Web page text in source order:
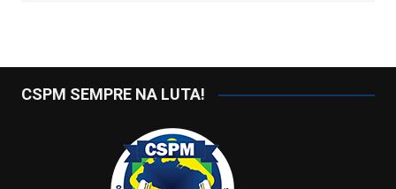
CSPM SEMPRE NA LUTA!